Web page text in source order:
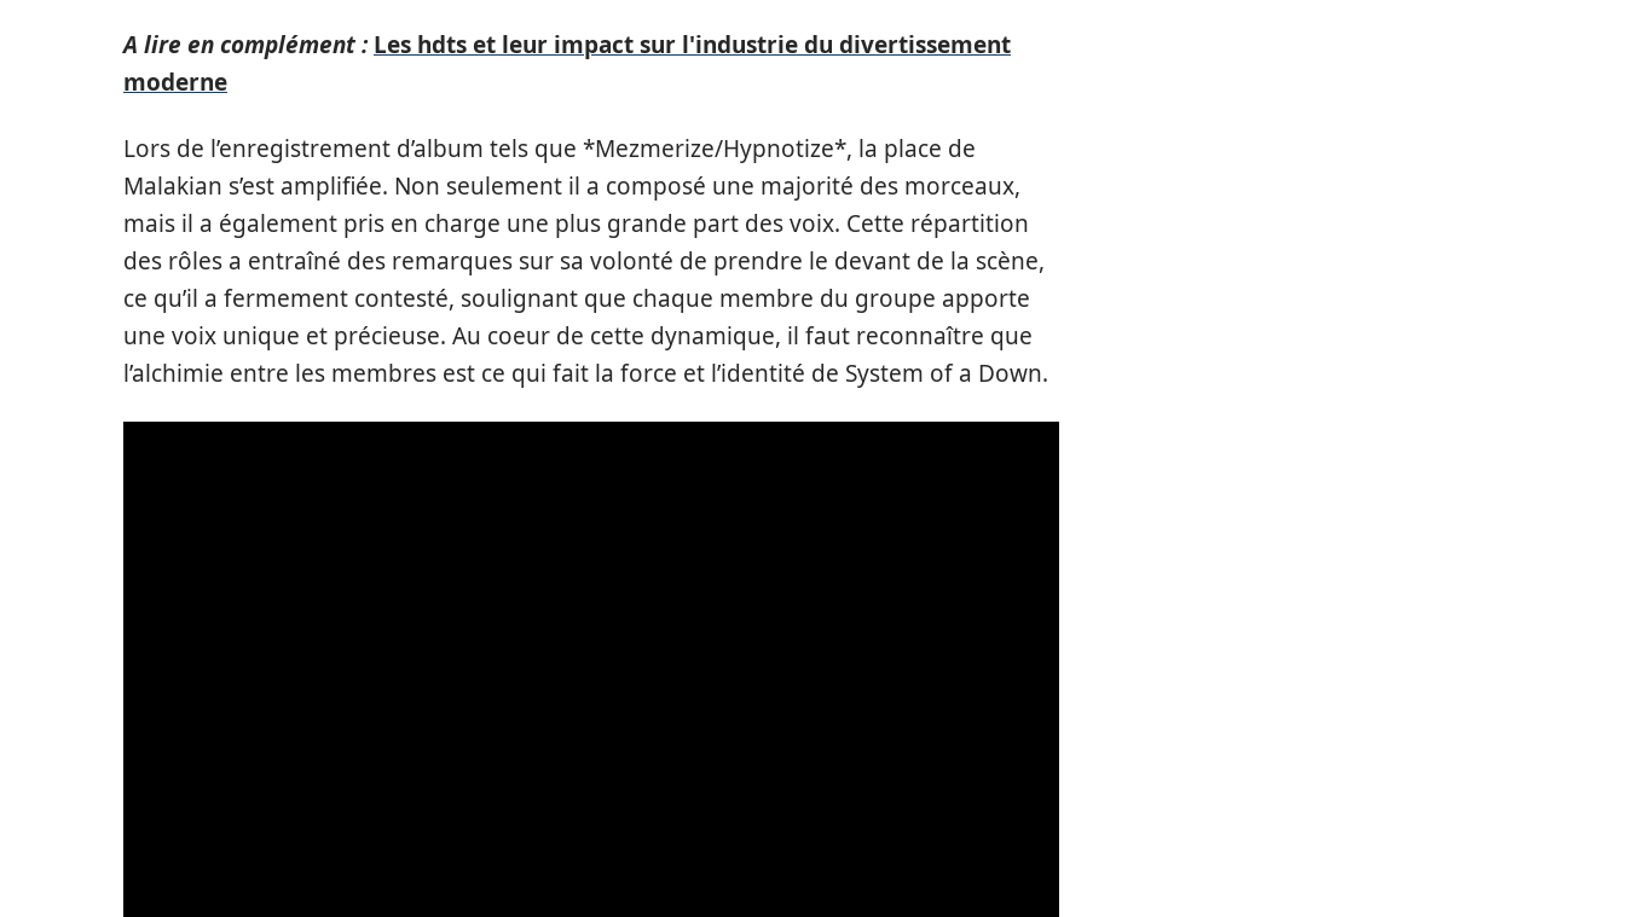
A lire en complément : Les hdts et leur impact sur l'industrie du divertissement
moderne
Lors de l’enregistrement d’album tels que *Mezmerize/Hypnotize*, la place de
Malakian s’est amplifiée. Non seulement il a composé une majorité des morceaux,
mais il a également pris en charge une plus grande part des voix. Cette répartition
des rôles a entraîné des remarques sur sa volonté de prendre le devant de la scène,
ce qu’il a fermement contesté, soulignant que chaque membre du groupe apporte
une voix unique et précieuse. Au coeur de cette dynamique, il faut reconnaître que
l’alchimie entre les membres est ce qui fait la force et l’identité de System of a Down.